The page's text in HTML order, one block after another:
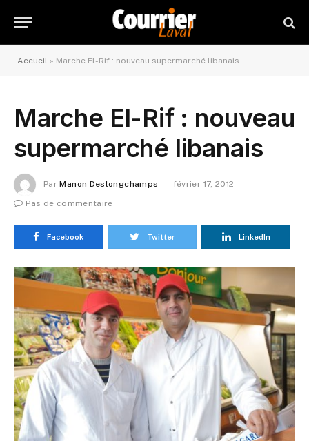
Accueil » Marche El-Rif : nouveau supermarché libanais
Marche El-Rif : nouveau
supermarché libanais
Par Manon Deslongchamps
février 17, 2012
Pas de commentaire
Facebook Twitter LinkedIn